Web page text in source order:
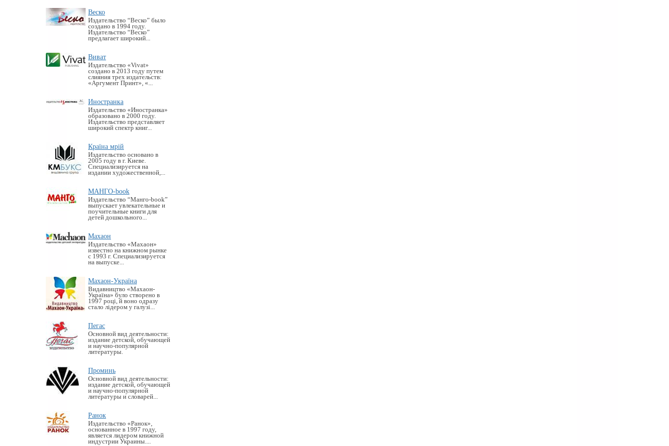
Веско
Издательство “Веско” было
создано в 1994 году.
Издательство “Веско”
предлагает широкий...
Виват
Издательство «Vivat»
создано в 2013 году путем
слияния трех издательств:
«Аргумент Принт», «...
Иностранка
Издательство «Иностранка»
образовано в 2000 году.
Издательство представляет
широкий спектр книг...
Країна мрій
Издательство основано в
2005 году в г. Киеве.
Специализируется на
издании художественной,...
МАНГО-book
Издательство “Манго-book”
выпускает увлекательные и
поучительные книги для
детей дошкольного...
Махаон
Издательство «Махаон»
известно на книжном рынке
с 1993 г. Специализируется
на выпуске...
Махаон-Україна
Видавництво «Махаон-
Україна» було створено в
1997 році, й воно одразу
стало лідером у галузі...
Пегас
Основной вид деятельности:
издание детской, обучающей
и научно-популярной
литературы.
Проминь
Основной вид деятельности:
издание детской, обучающей
и научно-популярной
литературы и словарей...
Ранок
Издательство «Ранок»,
основанное в 1997 году,
является лидером книжной
индустрии Украины....